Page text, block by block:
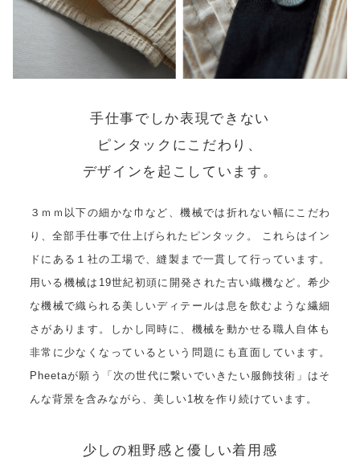
手仕事でしか表現できない
ピンタックにこだわり、
デザインを起こしています。
３ｍｍ以下の細かな巾など、機械では折れない幅にこだわ
り、全部手仕事で仕上げられたピンタック。 これらはイン
ドにある１社の工場で、縫製まで一貫して行っています。
用いる機械は19世紀初頭に開発された古い織機など。希少
な機械で織られる美しいディテールは息を飲むような繊細
さがあります。しかし同時に、機械を動かせる職人自体も
非常に少なくなっているという問題にも直面しています。
Pheetaが願う「次の世代に繋いでいきたい服飾技術」はそ
んな背景を含みながら、美しい1枚を作り続けています。
少しの粗野感と優しい着用感